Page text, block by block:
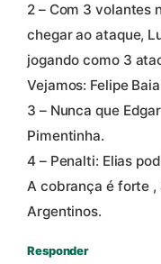
2 – Com 3 volantes
chegar ao ataque,
jogando como 3
Vejamos: Felipe
3 – Nunca que
Pimentinha.
4 – Penalti: Elias
A cobrança é forte ,
Argentinos.
Responder